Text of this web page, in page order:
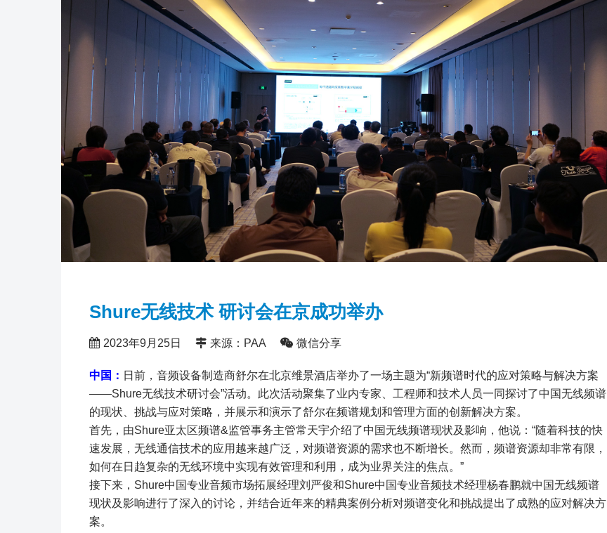
Shure无线技术 研讨会在京成功举办
2023年9月25日 来源：PAA 微信分享
中国： 日前，音频设备制造商舒尔在北京维景酒店举办了一场主题为“新频谱时代的应对策略与解决方案
——Shure无线技术研讨会”活动。此次活动聚集了业内专家、工程师和技术人员一同探讨了中国无线频谱
的现状、挑战与应对策略，并展示和演示了舒尔在频谱规划和管理方面的创新解决方案。
首先，由Shure亚太区频谱&监管事务主管常天宇介绍了中国无线频谱现状及影响，他说：“随着科技的快
速发展，无线通信技术的应用越来越广泛，对频谱资源的需求也不断增长。然而，频谱资源却非常有限，
如何在日趋复杂的无线环境中实现有效管理和利用，成为业界关注的焦点。”
接下来，Shure中国专业音频市场拓展经理刘严俊和Shure中国专业音频技术经理杨春鹏就中国无线频谱
现状及影响进行了深入的讨论，并结合近年来的精典案例分析对频谱变化和挑战提出了成熟的应对解决方
案。